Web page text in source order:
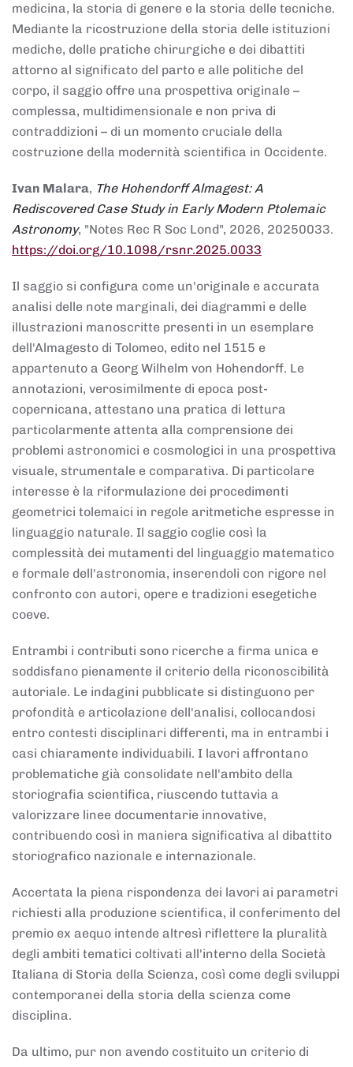
medicina, la storia di genere e la storia delle tecniche.
Mediante la ricostruzione della storia delle istituzioni
mediche, delle pratiche chirurgiche e dei dibattiti
attorno al significato del parto e alle politiche del
corpo, il saggio offre una prospettiva originale –
complessa, multidimensionale e non priva di
contraddizioni – di un momento cruciale della
costruzione della modernità scientifica in Occidente.
Ivan Malara, The Hohendorff Almagest: A
Rediscovered Case Study in Early Modern Ptolemaic
Astronomy, "Notes Rec R Soc Lond", 2026, 20250033.
https://doi.org/10.1098/rsnr.2025.0033
Il saggio si configura come un'originale e accurata
analisi delle note marginali, dei diagrammi e delle
illustrazioni manoscritte presenti in un esemplare
dell'Almagesto di Tolomeo, edito nel 1515 e
appartenuto a Georg Wilhelm von Hohendorff. Le
annotazioni, verosimilmente di epoca post-
copernicana, attestano una pratica di lettura
particolarmente attenta alla comprensione dei
problemi astronomici e cosmologici in una prospettiva
visuale, strumentale e comparativa. Di particolare
interesse è la riformulazione dei procedimenti
geometrici tolemaici in regole aritmetiche espresse in
linguaggio naturale. Il saggio coglie così la
complessità dei mutamenti del linguaggio matematico
e formale dell'astronomia, inserendoli con rigore nel
confronto con autori, opere e tradizioni esegetiche
coeve.
Entrambi i contributi sono ricerche a firma unica e
soddisfano pienamente il criterio della riconoscibilità
autoriale. Le indagini pubblicate si distinguono per
profondità e articolazione dell'analisi, collocandosi
entro contesti disciplinari differenti, ma in entrambi i
casi chiaramente individuabili. I lavori affrontano
problematiche già consolidate nell'ambito della
storiografia scientifica, riuscendo tuttavia a
valorizzare linee documentarie innovative,
contribuendo così in maniera significativa al dibattito
storiografico nazionale e internazionale.
Accertata la piena rispondenza dei lavori ai parametri
richiesti alla produzione scientifica, il conferimento del
premio ex aequo intende altresì riflettere la pluralità
degli ambiti tematici coltivati all'interno della Società
Italiana di Storia della Scienza, così come degli sviluppi
contemporanei della storia della scienza come
disciplina.
Da ultimo, pur non avendo costituito un criterio di